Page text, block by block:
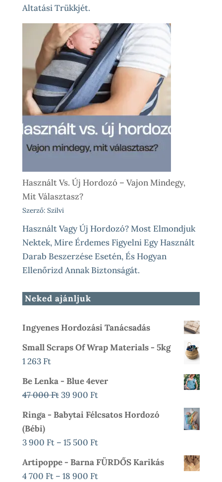
Altatási Trükkjét.
Használt Vs. Új Hordozó – Vajon Mindegy,
Mit Választasz?
Szerző: Szilvi
Használt Vagy Új Hordozó? Most Elmondjuk
Nektek, Mire Érdemes Figyelni Egy Használt
Darab Beszerzése Esetén, És Hogyan
Ellenőrizd Annak Biztonságát.
Neked ajánljuk
Ingyenes Hordozási Tanácsadás
Small Scraps Of Wrap Materials - 5kg
1 263 Ft
Be Lenka - Blue 4ever
47 000FtOriginal
Was:
39 900 FtCurrent
Ringa - Babytai Félcsatos Hordozó
(bébi)
3 900 Ft – 15 500 FtÁrtartomány:
Artipoppe - Barna FÜRDŐS Karikás
4 700 Ft – 18 900 FtÁrtartomány: